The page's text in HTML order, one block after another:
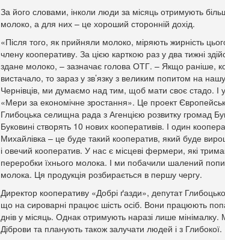
За його словами, інколи люди за місяць отримують
молоко, а для них – це хороший сторонній дохід.
«Після того, як прийняли молоко, міряють жирність
члену кооперативу. За цією карткою раз у два тижні
здане молоко, – зазначає голова ОТГ. – Якщо раніше,
вистачало, то зараз у зв’язку з великим попитом на
Чернівців, ми думаємо над тим, щоб мати своє стадо. І
«Мери за економічне зростання». Це проект
Глибоцька селищна рада з Агенцією розвитку громад
Буковині створять 10 нових кооперативів. І один
Михайлівка – це буде такий кооператив, який буде
і овечий кооператив. У нас є місцеві фермери, які
переробки їхнього молока. І ми побачили шалений
молока. Ця продукція розбирається в першу чергу.
Директор кооперативу «Добрі ґазди», депутат
що на сироварні працює шість осіб. Вони працюють
днів у місяць. Однак отримують наразі лише
Діброви та планують також залучати людей і з Глибокої.